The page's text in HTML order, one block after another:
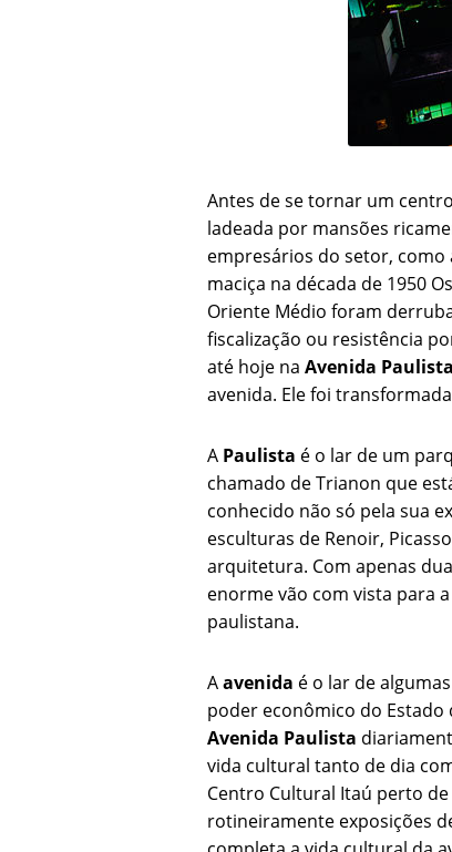
Antes de se tornar um
ladeada por mansões
empresários do setor, como
maciça na década de 1950
Oriente Médio foram
fiscalização ou resistência
até hoje na Avenida Paulista
avenida. Ele foi
A Paulista é o lar de um
chamado de Trianon que
conhecido não só pela sua
esculturas de Renoir,
arquitetura. Com apenas
enorme vão com vista para
paulistana.
Aavenida é o lar de
poder econômico do Estado
Avenida Paulista
vida cultural tanto de dia
Centro Cultural Itaú perto de
rotineiramente exposições